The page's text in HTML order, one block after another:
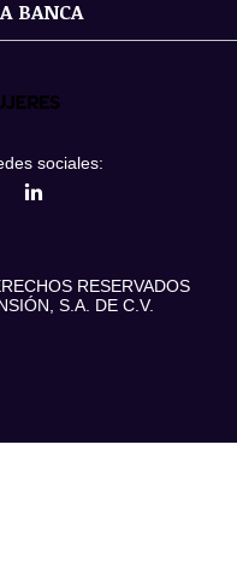
BANCA
sociales:
ExpansionMex
RESERVADOS
S.A. DE C.V.